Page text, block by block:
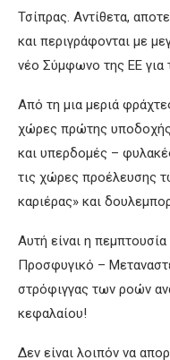
Τσίπρας. Αντίθετα,
και περιγράφονται με
νέο Σύμφωνο της ΕΕ για
Από τη μια μεριά
χώρες πρώτης
και υπερδομές –
τις χώρες προέλευσης
καριέρας» και
Αυτή είναι η
Προσφυγικό –
στρόφιγγας των ροών
κεφαλαίου!
Δεν είναι λοιπόν να